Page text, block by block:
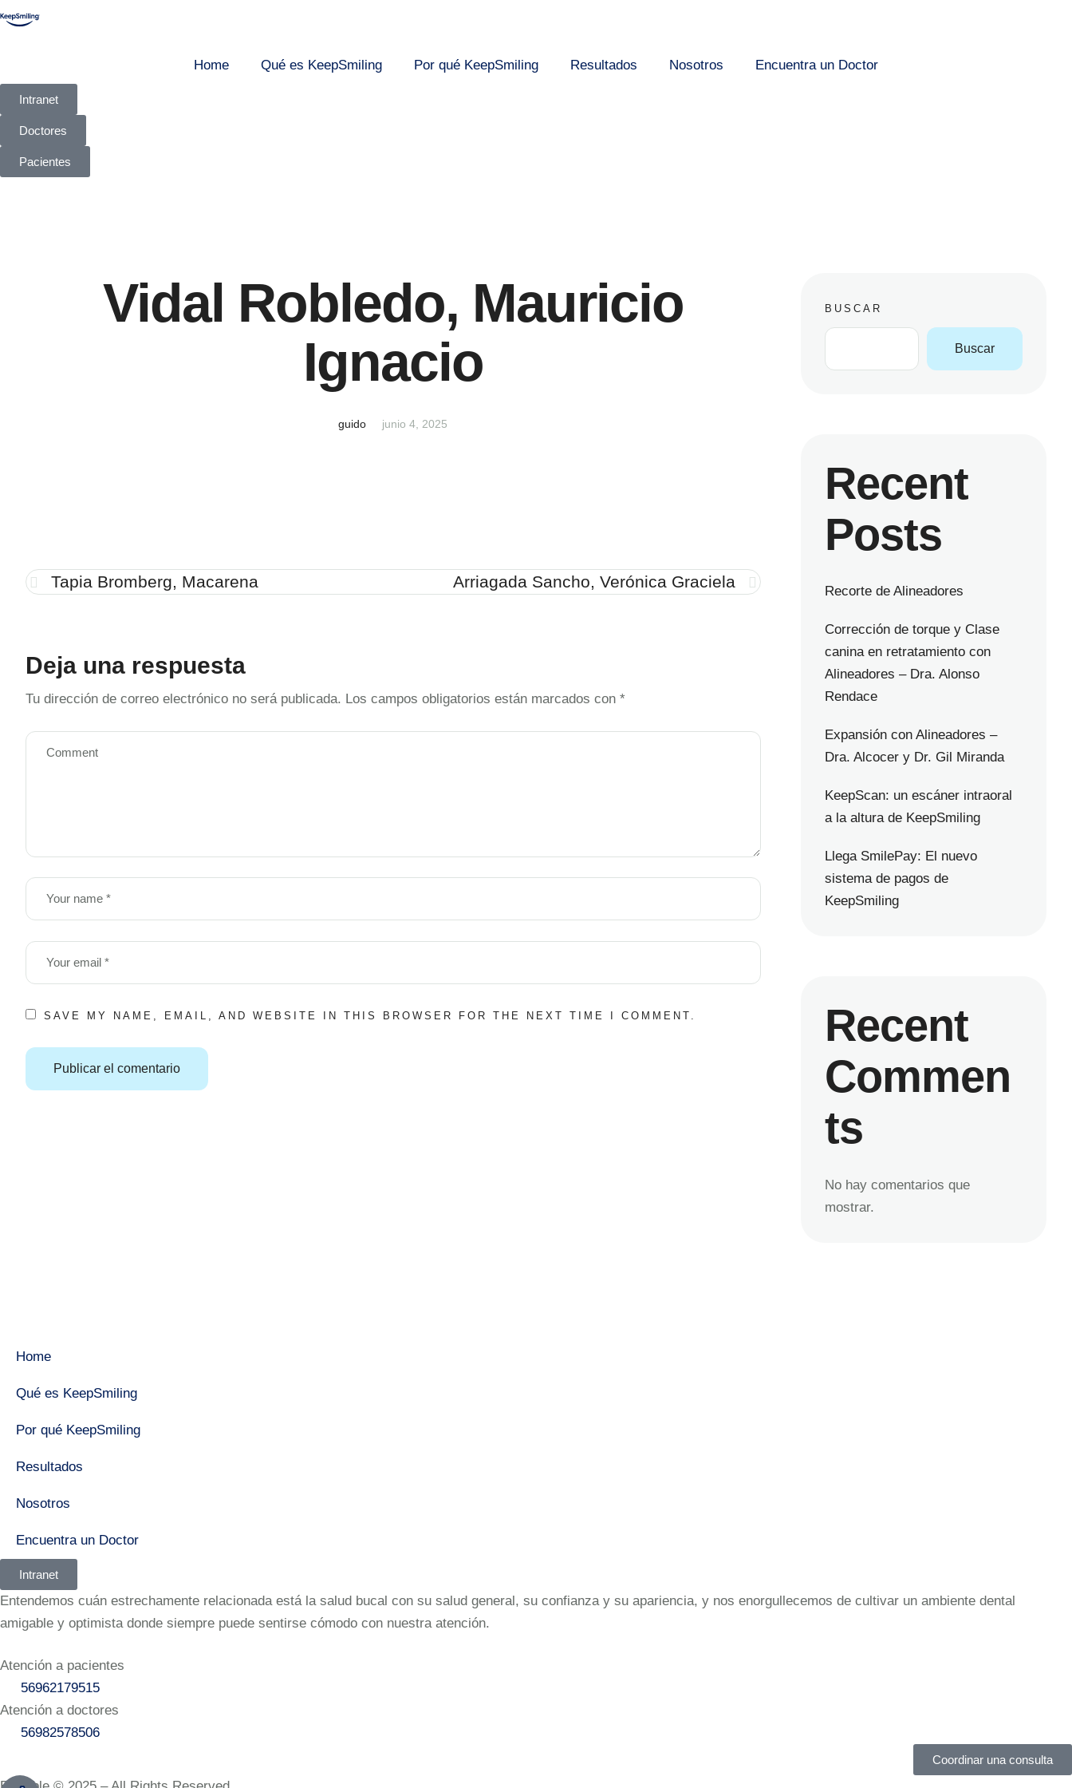
Home Qué es KeepSmiling Por qué KeepSmiling Resultados Nosotros Encuentra un Doctor
Intranet
Doctores
Pacientes
Vidal Robledo, Mauricio
Ignacio
guido junio 4, 2025
Tapia Bromberg, Macarena Arriagada Sancho, Verónica Graciela
Deja una respuesta
Tu dirección de correo electrónico no será publicada. Los campos obligatorios están marcados con *
SAVE MY NAME, EMAIL, AND WEBSITE IN THIS BROWSER FOR THE NEXT TIME I COMMENT.
BUSCAR
Buscar
Recent
Posts
Recorte de Alineadores
Corrección de torque y Clase
canina en retratamiento con
Alineadores – Dra. Alonso
Rendace
Expansión con Alineadores –
Dra. Alcocer y Dr. Gil Miranda
KeepScan: un escáner intraoral
a la altura de KeepSmiling
Llega SmilePay: El nuevo
sistema de pagos de
KeepSmiling
Recent
Commen
ts
No hay comentarios que
mostrar.
Home
Qué es KeepSmiling
Por qué KeepSmiling
Resultados
Nosotros
Encuentra un Doctor
Intranet
Entendemos cuán estrechamente relacionada está la salud bucal con su salud general, su confianza y su apariencia, y nos enorgullecemos de cultivar un ambiente dental
amigable y optimista donde siempre puede sentirse cómodo con nuestra atención.
Atención a pacientes
56962179515‬
Atención a doctores
56982578506‬
Coordinar una consulta